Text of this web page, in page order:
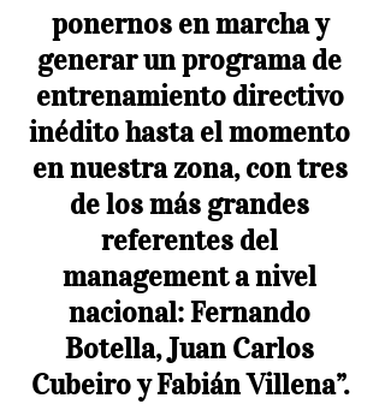
ponernos en marcha y
generar un programa de
entrenamiento directivo
inédito hasta el momento
en nuestra zona, con tres
de los más grandes
referentes del
management a nivel
nacional: Fernando
Botella, Juan Carlos
Cubeiro y Fabián Villena”.